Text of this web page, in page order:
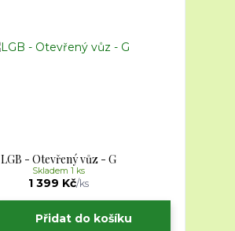
LGB - Otevřený vůz - G
1 399 Kč/ks
Skladem 1 ks
Přidat do košíku